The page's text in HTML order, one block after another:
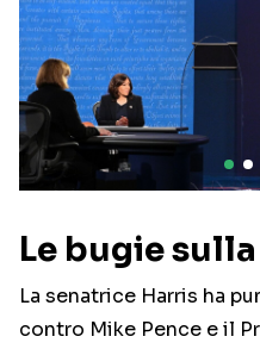
Le bugie
La senatrice Harris ha
contro Mike Pence e il